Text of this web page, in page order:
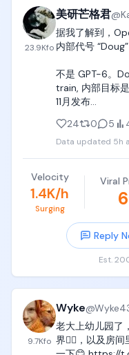
就先实际使用产
最后再把这些素
介和品牌方进行
审核通过之后，
如果是水上合作
订单。
如果是水下合作
内容发布并满足
会进入最后的结
总结
以上大概就是
回头来看，整
面和内容本身。
只要这几个部分
有稳定的内容质
誉或许比我的生
这个社会没那么
选择，我为什么
23.9Kfo
美研芒格君@
据我了解到，
内部代号 “Doug”
不是 GPT-6。
train, 内部目标
11月发布
scale-up 域要更
决定并行切分方
更大的pre-train
块、交换、先进
24 0 5
Data updated 5h
Velocity
1.4K/h
Surging
Viral
Reply
Est.
9.7Kfo
Wyke@
老大上幼儿园了
界😮‍💨，以及房